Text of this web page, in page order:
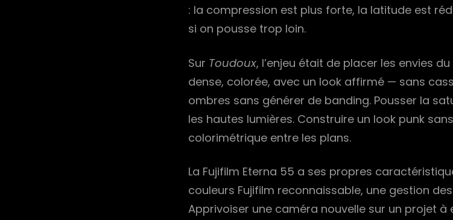
: la compression est plus forte, la latitude est
si on pousse trop loin.
Sur Toudoux, l’enjeu était de placer les envies
dense, colorée, avec un look affirmé — sans
ombres sans générer de banding. Pousser la
les hautes lumières. Construire un look punk
colorimétrique entre les plans.
La Fujifilm Eterna 55 a ses propres
couleurs Fujifilm reconnaissable, une gestion
Apprivoiser une caméra nouvelle sur un projet à